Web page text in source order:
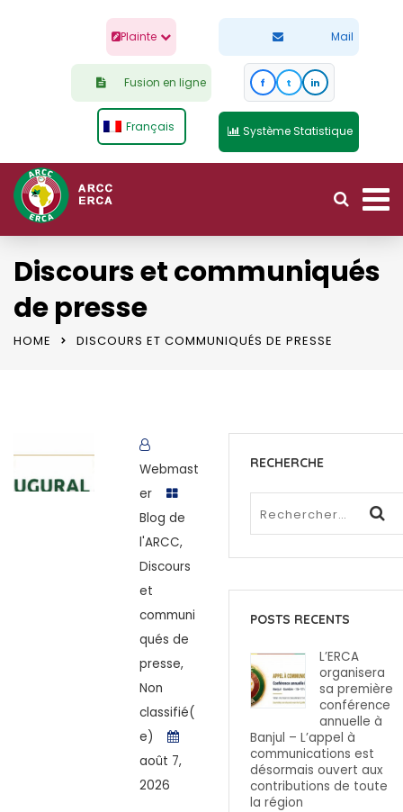
Mail
Plainte
Fusion en ligne
Français
f t in
Système Statistique
Discours et communiqués
de presse
HOME DISCOURS ET COMMUNIQUÉS DE PRESSE
Webmast
er
Blog de
l'ARCC,
Discours
et
communi
qués de
presse,
Non
classifié(
e)
août 7,
2026
RECHERCHE
POSTS RECENTS
L’ERCA
organisera
sa première
conférence
annuelle à
Banjul – L’appel à
communications est
désormais ouvert aux
contributions de toute
la région